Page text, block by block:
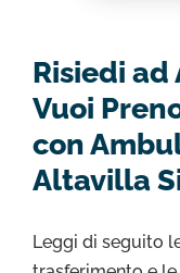
Risiedi
Vuoi
con
Altavilla
Leggi di seguito